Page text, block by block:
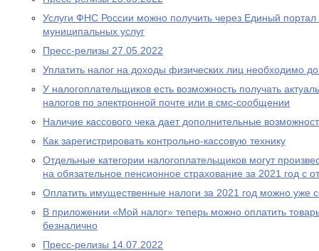
Услуги ФНС России можно получить через Единый портал
муниципальных услуг
Пресс-релизы 27.05.2022
Уплатить налог на доходы физических лиц необходимо
У налогоплательщиков есть возможность получать
налогов по электронной почте или в смс-сообщении
Наличие кассового чека дает дополнительные
Как зарегистрировать контрольно-кассовую технику
Отдельные категории налогоплательщиков могут
на обязательное пенсионное страхование за 2021 год с
Оплатить имущественные налоги за 2021 год можно уже
В приложении «Мой налог» теперь можно оплатить
безналично
Пресс-релизы 14.07.2022